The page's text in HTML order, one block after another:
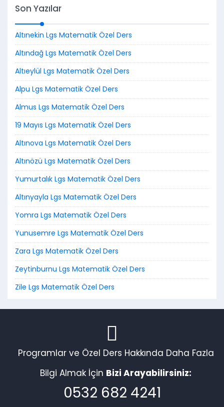
Son Yazılar
Altınekin Lgs Matematik Özel Ders
Altındağ Lgs Matematik Özel Ders
Altıeylül Lgs Matematik Özel Ders
Alpu Lgs Matematik Özel Ders
Almus Lgs Matematik Özel Ders
19 Mayıs Lgs Matematik Özel Ders
Altınova Lgs Matematik Özel Ders
Altınözü Lgs Matematik Özel Ders
Yumurtalık Lgs Matematik Özel Ders
Altınyayla Lgs Matematik Özel Ders
Yomra Lgs Matematik Özel Ders
Yunusemre Lgs Matematik Özel Ders
Zara Lgs Matematik Özel Ders
Zeytinburnu Lgs Matematik Özel Ders
Zile Lgs Matematik Özel Ders
Programlar ve Özel Ders Hakkında Daha Fazla
Bilgi Almak İçin Bizi Arayabilirsiniz:
0532 682 4241